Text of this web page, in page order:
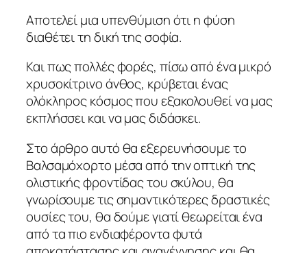
Αποτελεί μια υπενθύμιση ότι η φύση
διαθέτει τη δική της σοφία.
Και πως πολλές φορές, πίσω από ένα μικρό
χρυσοκίτρινο άνθος, κρύβεται ένας
ολόκληρος κόσμος που εξακολουθεί να μας
εκπλήσσει και να μας διδάσκει.
Στο άρθρο αυτό θα εξερευνήσουμε το
Βαλσαμόχορτο μέσα από την οπτική της
ολιστικής φροντίδας του σκύλου, θα
γνωρίσουμε τις σημαντικότερες δραστικές
ουσίες του, θα δούμε γιατί θεωρείται ένα
από τα πιο ενδιαφέροντα φυτά